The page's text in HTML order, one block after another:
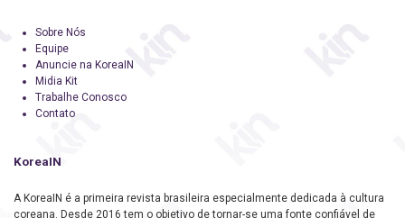
Sobre Nós
Equipe
Anuncie na KoreaIN
Midia Kit
Trabalhe Conosco
Contato
KoreaIN
A KoreaIN é a primeira revista brasileira especialmente dedicada à cultura
coreana. Desde 2016 tem o objetivo de tornar-se uma fonte confiável de